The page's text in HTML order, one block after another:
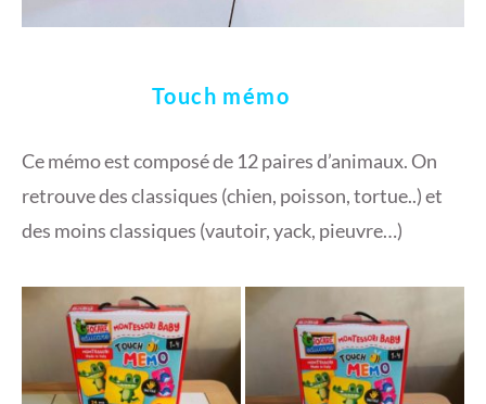
Touch mémo
Ce mémo est composé de 12 paires d’animaux. On
retrouve des classiques (chien, poisson, tortue..) et
des moins classiques (vautoir, yack, pieuvre…)